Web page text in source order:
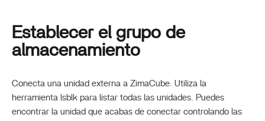
Establecer el grupo de
almacenamiento
Conecta una unidad externa a ZimaCube. Utiliza la
herramienta lsblk para listar todas las unidades. Puedes
encontrar la unidad que acabas de conectar controlando las